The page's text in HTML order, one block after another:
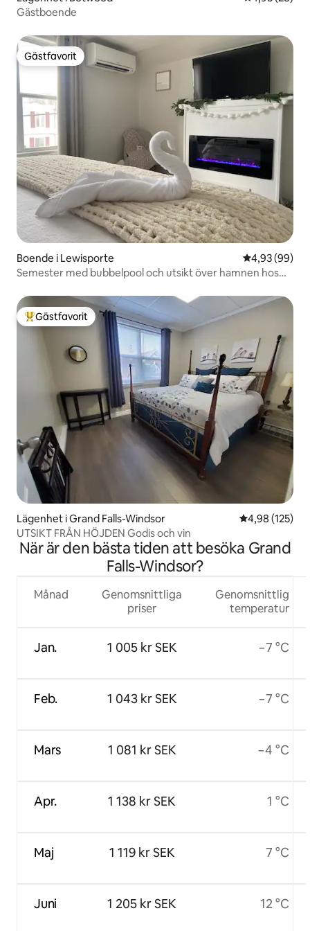
Gästboende
Gästfavorit
Gästfavorit
Boende i Lewisporte 4,93 av 5 i
4,93 (99)
Semester med bubbelpool och utsikt över hamnen hos
Populär gästfavorit
Gästfavorit
Lägenhet i Grand Falls-Windsor 4,98 av 5 i
4,98 (125)
UTSIKT FRÅN HÖJDEN Godis och vin
När är den bästa tiden att besöka Grand
Falls-Windsor?
Månad
Jan.
Feb.
Mars
Apr.
Maj
Juni
Genomsnittliga
priser
1 005 kr SEK
1 043 kr SEK
1 081 kr SEK
1 138 kr SEK
1 119 kr SEK
1 205 kr SEK
Genomsnittlig
temperatur
−7 °C
−7 °C
−4 °C
1 °C
7 °C
12 °C